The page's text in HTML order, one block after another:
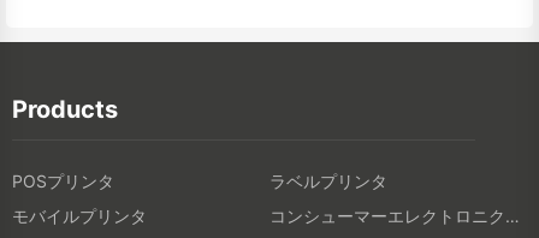
Products
POSプリンタ
ラベルプリンタ
モバイルプリンタ
コンシューマーエレクトロニクス製品